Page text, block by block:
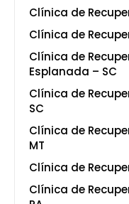
Clínica de
Clínica de
Clínica de
Esplanada – SC
Clínica de
SC
Clínica de
MT
Clínica de
Clínica de